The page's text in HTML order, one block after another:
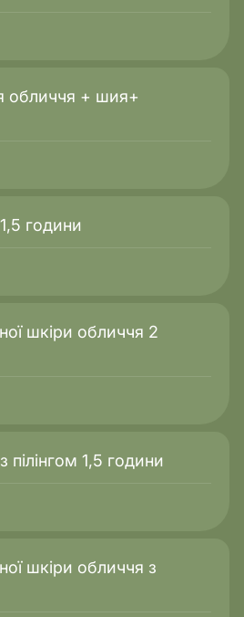
обличчя + шия+
години
шкіри обличчя 2
пілінгом 1,5 години
шкіри обличчя з